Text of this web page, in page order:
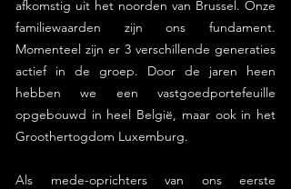
afkomstig uit het noorden van Brussel. Onze
familiewaarden zijn ons fundament.
Momenteel zijn er 3 verschillende generaties
actief in de groep. Door de jaren heen
hebben we een vastgoedportefeuille
opgebouwd in heel België, maar ook in het
Groothertogdom Luxemburg.
Als mede-oprichters van ons eerste